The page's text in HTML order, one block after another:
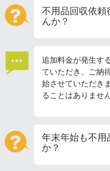
不用品回収依頼
んか？
追加料金が発生す
ていただき、ご納
始させていただき
ることはありません
年末年始も不用
か？